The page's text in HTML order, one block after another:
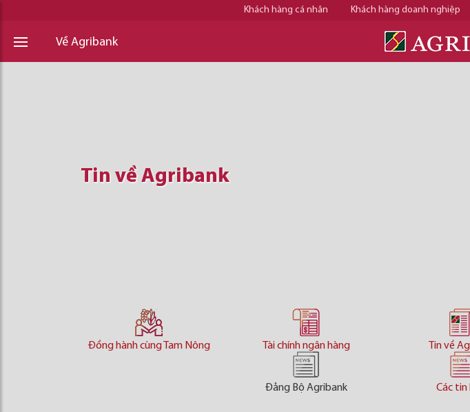
Khách hàng cá nhân Khách hàng doanh nghiệp
Về Agribank
Tin về Agribank
Tin về Agribank
Tin về Agribank
Đồng hành cùng Tam Nông Tài chính ngân hàng Tin về
Đảng Bộ Agribank Các tin